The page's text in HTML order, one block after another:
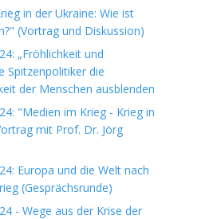
in der Ukraine: Wie ist
(Vortrag und Diskussion)
„Fröhlichkeit und
Spitzenpolitiker die
der Menschen ausblenden
"Medien im Krieg - Krieg in
mit Prof. Dr. Jörg
Europa und die Welt nach
(Gesprächsrunde)
- Wege aus der Krise der